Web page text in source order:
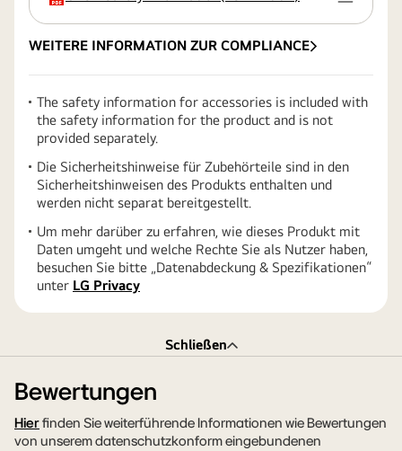
WEITERE INFORMATION ZUR COMPLIANCE
The safety information for accessories is included with
the safety information for the product and is not
provided separately.
Die Sicherheitshinweise für Zubehörteile sind in den
Sicherheitshinweisen des Produkts enthalten und
werden nicht separat bereitgestellt.
Um mehr darüber zu erfahren, wie dieses Produkt mit
Daten umgeht und welche Rechte Sie als Nutzer haben,
besuchen Sie bitte „Datenabdeckung & Spezifikationen“
unter LG Privacy
Schließen
Bewertungen
Hierfinden Sie weiterführende Informationen wie Bewertungen
von unserem datenschutzkonform eingebundenen